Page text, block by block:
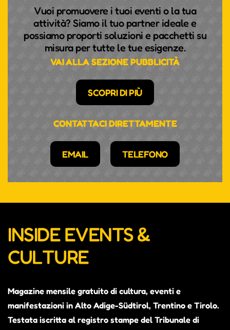
Vuoi promuovere i tuoi eventi o la tua
attività? Siamo il tuo partner ideale e
possiamo proporti soluzioni e pacchetti su
misura per tutte le tue esigenze.
VAI ALLA SEZIONE PUBBLICITÀ
SCOPRI DI PIÙ
CONTATTACI DIRETTAMENTE
EMAIL TELEFONO
INSIDE EVENTS &
CULTURE
Magazine mensile gratuito di cultura, eventi e
manifestazioni in Alto Adige-Südtirol, Trentino e Tirolo.
Testata iscritta al registro stampe del Tribunale di